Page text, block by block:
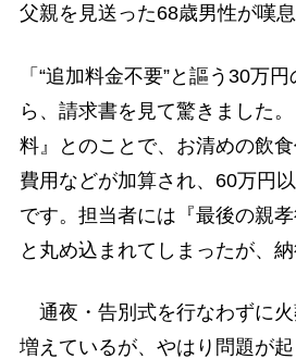
父親を見送った68歳男性が嘆息
「“追加料金不要”と謳う30万
ら、請求書を見て驚きました
料』とのことで、お清めの飲
費用などが加算され、60万円
です。担当者には『最後の親
と丸め込まれてしまったが、納
通夜・告別式を行なわずに
増えているが、やはり問題が